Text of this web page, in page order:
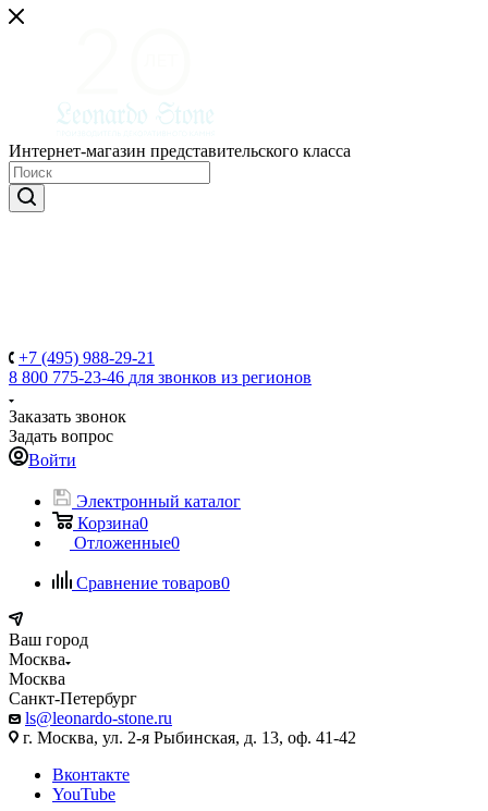
Интернет-магазин представительского класса
+7 (495) 988-29-21
8 800 775-23-46 для звонков из регионов
Заказать звонок
Задать вопрос
Войти
Электронный каталог
Корзина0
Отложенные0
Сравнение товаров0
Ваш город
Москва
Москва
Санкт-Петербург
ls@leonardo-stone.ru
г. Москва, ул. 2-я Рыбинская, д. 13, оф. 41-42
Вконтакте
YouTube